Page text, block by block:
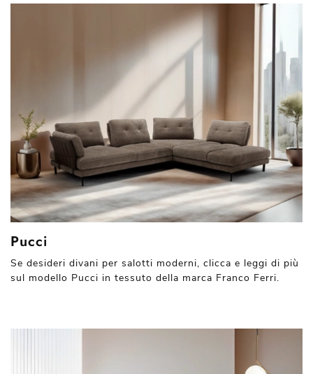
Pucci
Se desideri divani per salotti moderni, clicca e leggi di più
sul modello Pucci in tessuto della marca Franco Ferri.